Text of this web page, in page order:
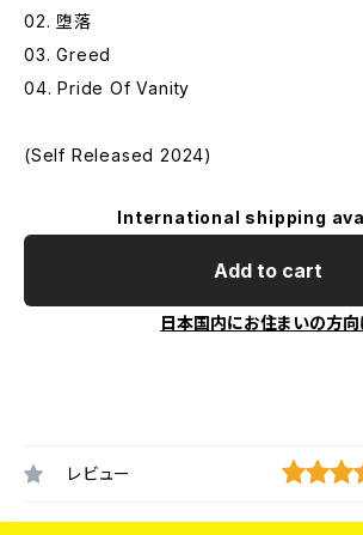
02. 堕落
03. Greed
04. Pride Of Vanity
(Self Released 2024)
International shipping
Add to cart
日本国内にお住まいの方向
レビュー